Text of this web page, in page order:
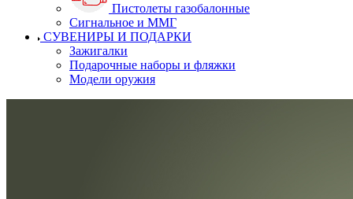
Пистолеты газобалонные
Сигнальное и ММГ
СУВЕНИРЫ И ПОДАРКИ
Зажигалки
Подарочные наборы и фляжки
Модели оружия